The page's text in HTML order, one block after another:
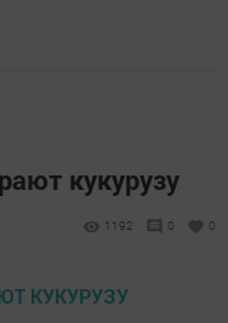
кукурузу
1192 0 0